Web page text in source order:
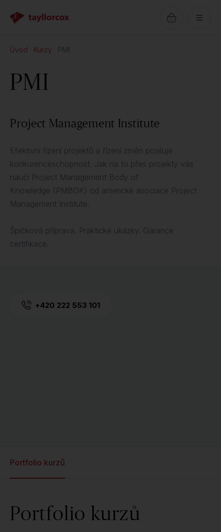
Úvod Kurzy PMI
PMI
Project Management Institute
Efektivní řízení projektů a řízení změn posiluje
konkurenceschopnost. Jak na to přes projekty vás
naučí Project Management Body of
Knowledge (PMBOK) od americké asociace Project
Management Institute.
Špičková příprava. Praktické ukázky. Garance
certifikace.
+420 222 553 101
Portfolio kurzů
Portfolio kurzů